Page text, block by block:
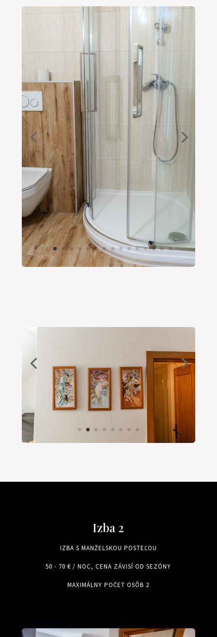
Izba 2
IZBA S MANŽELSKOU POSTEĽOU
50 - 70 € / NOC, CENA ZÁVISÍ OD SEZÓNY
MAXIMÁLNY POČET OSÔB 2